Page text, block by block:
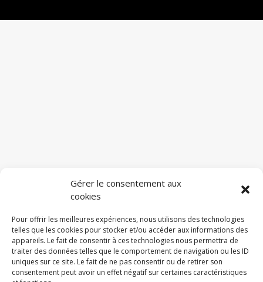
Gérer le consentement aux
cookies
Pour offrir les meilleures expériences, nous utilisons des technologies
telles que les cookies pour stocker et/ou accéder aux informations des
appareils. Le fait de consentir à ces technologies nous permettra de
traiter des données telles que le comportement de navigation ou les ID
uniques sur ce site. Le fait de ne pas consentir ou de retirer son
consentement peut avoir un effet négatif sur certaines caractéristiques